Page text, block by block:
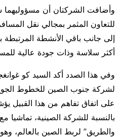
وأضافت الشركتان أن
للتعاون المثمر بمجالي نقل
إلى جانب باقي الأنشطة المرتبطة
أكثر سلاسة وذات جودة عالية
وفي هذا الصدد أكد السيد كو
لشركة جنوب الصين للخطوط
على اتفاق تفاهم من هذا القبيل
بالنسبة للشركة الصينية، تماشيا
والطريق” لربط الصين بالعالم،